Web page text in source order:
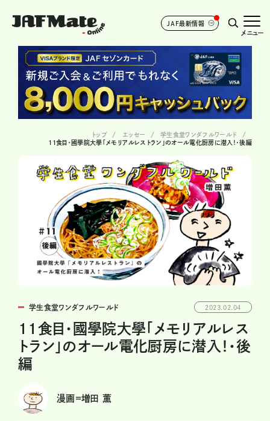
JAF最新情報
メニュー
トップ エッセー
学生食堂ワンダフルワールド
11食目・國學院大學「メモリアルレストラン」のオール電化厨房に潜入！・後編
学生食堂ワンダフルワールド 2023.02.04
11食目・國學院大學「メモリアルレス
トラン」のオール電化厨房に潜入！・後
編
漫画=増田 薫